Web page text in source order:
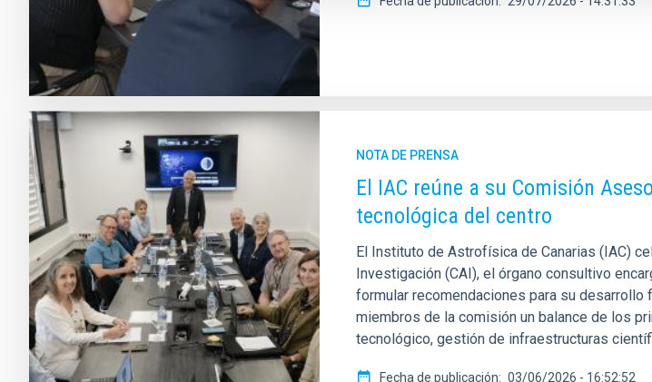
NOTA DE PRENSA
El IAC reúne a su Comisión
tecnológica del centro
El Instituto de Astrofísica de Canarias (IAC)
Investigación (CAI), el órgano consultivo
formular recomendaciones para su desarrollo
miembros de la comisión un balance de los
tecnológico, gestión de infraestructuras
Fecha de publicación 03/06/2026 - 16:52:52